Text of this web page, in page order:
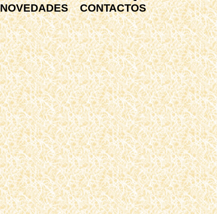
NOVEDADES
CONTACTOS